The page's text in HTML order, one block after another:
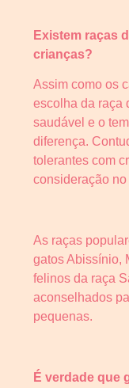
Existem raças
crianças?
Assim como os
escolha da raça
saudável e o
diferença.
tolerantes com
consideração
As raças
gatos Abissínio,
felinos da raça
aconselhados
pequenas.
É verdade que